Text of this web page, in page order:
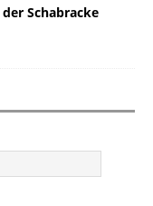
Schabracke